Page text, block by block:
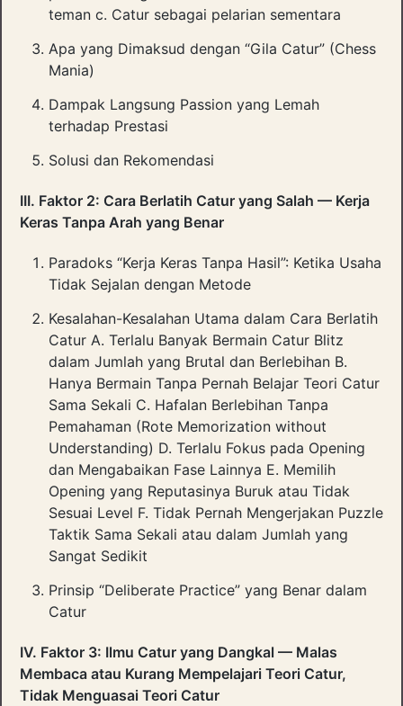
teman c. Catur sebagai pelarian sementara
Apa yang Dimaksud dengan “Gila Catur” (Chess
Mania)
Dampak Langsung Passion yang Lemah
terhadap Prestasi
Solusi dan Rekomendasi
III. Faktor 2: Cara Berlatih Catur yang Salah — Kerja
Keras Tanpa Arah yang Benar
Paradoks “Kerja Keras Tanpa Hasil”: Ketika Usaha
Tidak Sejalan dengan Metode
Kesalahan-Kesalahan Utama dalam Cara Berlatih
Catur A. Terlalu Banyak Bermain Catur Blitz
dalam Jumlah yang Brutal dan Berlebihan B.
Hanya Bermain Tanpa Pernah Belajar Teori Catur
Sama Sekali C. Hafalan Berlebihan Tanpa
Pemahaman (Rote Memorization without
Understanding) D. Terlalu Fokus pada Opening
dan Mengabaikan Fase Lainnya E. Memilih
Opening yang Reputasinya Buruk atau Tidak
Sesuai Level F. Tidak Pernah Mengerjakan Puzzle
Taktik Sama Sekali atau dalam Jumlah yang
Sangat Sedikit
Prinsip “Deliberate Practice” yang Benar dalam
Catur
IV. Faktor 3: Ilmu Catur yang Dangkal — Malas
Membaca atau Kurang Mempelajari Teori Catur,
Tidak Menguasai Teori Catur